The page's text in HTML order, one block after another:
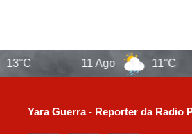
11 Ago 11°C
Yara Guerra - Reporter da Radio